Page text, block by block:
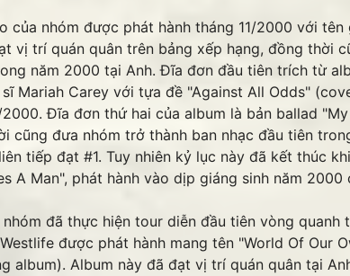
nhóm được phát hành tháng 11/2000 với tên
vị trí quán quân trên bảng xếp hạng, đồng thời
năm 2000 tại Anh. Đĩa đơn đầu tiên trích từ
Mariah Carey với tựa đề "Against All Odds"
Đĩa đơn thứ hai của album là bản ballad
cũng đưa nhóm trở thành ban nhạc đầu tiên
tiếp đạt #1. Tuy nhiên kỷ lục này đã kết thúc
A Man", phát hành vào dịp giáng sinh năm
đã thực hiện tour diễn đầu tiên vòng quanh
được phát hành mang tên "World Of Our
album). Album này đã đạt vị trí quán quân tại